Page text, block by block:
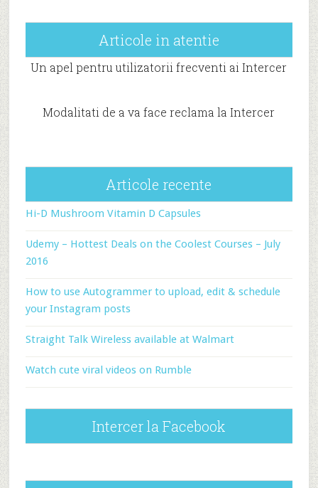
Articole in atentie
Un apel pentru utilizatorii frecventi ai Intercer
Modalitati de a va face reclama la Intercer
Articole recente
Hi-D Mushroom Vitamin D Capsules
Udemy – Hottest Deals on the Coolest Courses – July
2016
How to use Autogrammer to upload, edit & schedule
your Instagram posts
Straight Talk Wireless available at Walmart
Watch cute viral videos on Rumble
Intercer la Facebook